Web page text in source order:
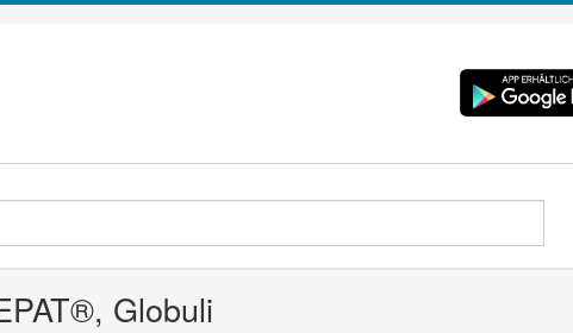
Globuli